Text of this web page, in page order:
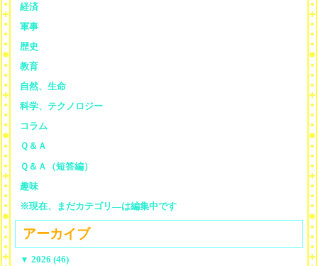
経済
軍事
歴史
教育
自然、生命
科学、テクノロジー
コラム
Ｑ＆Ａ
Ｑ＆Ａ（短答編）
趣味
※現在、まだカテゴリ—は編集中です
アーカイブ
▼ 2026 (46)